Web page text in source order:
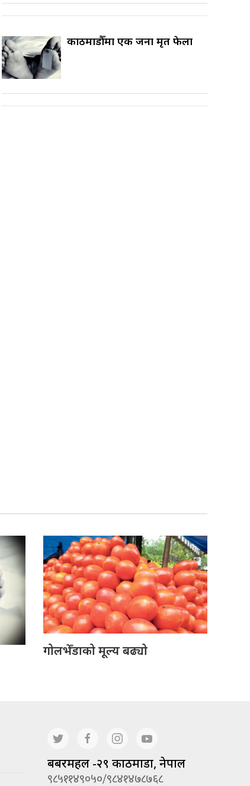
काठमाडौँमा एक जना मृत फेला
गोलभेँडाको मूल्य बढ्यो
बबरमहल -२९ काठमाडौं, नेपाल
९८५११४९०५०/९८४१४७८७६८